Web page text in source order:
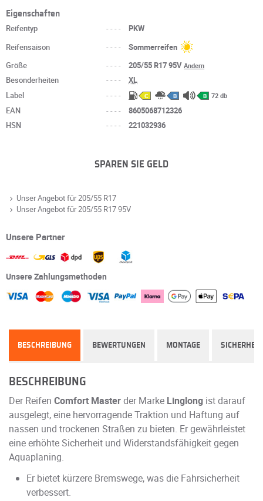
Eigenschaften
Reifentyp ----
PKW
Reifensaison
----
Sommerreifen
Größe
---- 205/55 R17 95VÄndern
Besonderheiten ----
XL
Label
---- C B B 72 db
EAN ----
8605068712326
HSN
---- 221032936
SPAREN SIE GELD
Unser Angebot für 205/55 R17
Unser Angebot für 205/55 R17 95V
Unsere Partner
Unsere Zahlungsmethoden
BESCHREIBUNG BEWERTUNGEN MONTAGE SICHERHEIT
BESCHREIBUNG
Der Reifen Comfort Masterder Marke Linglong ist darauf
ausgelegt, eine hervorragende Traktion und Haftung auf
nassen und trockenen Straßen zu bieten. Er gewährleistet
eine erhöhte Sicherheit und Widerstandsfähigkeit gegen
Aquaplaning.
Er bietet kürzere Bremswege, was die Fahrsicherheit
verbessert.